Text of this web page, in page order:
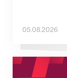
05.08.2026
Nouveaux